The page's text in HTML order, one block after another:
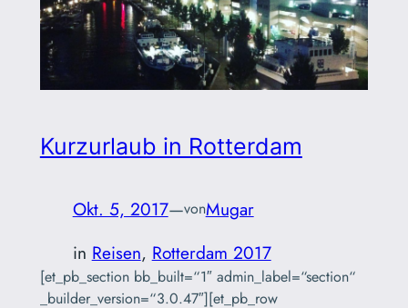
Kurzurlaub in Rotterdam
Okt. 5, 2017—vonMugar
in Reisen, Rotterdam 2017
[et_pb_section bb_built=“1″ admin_label=“section“
_builder_version=“3.0.47″][et_pb_row